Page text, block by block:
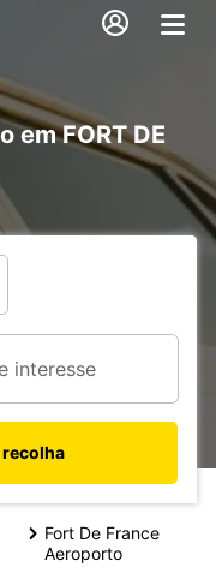
em FORT DE
recolha
Fort De France
Aeroporto